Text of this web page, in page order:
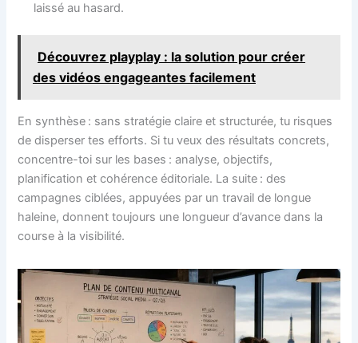
laissé au hasard.
Découvrez playplay : la solution pour créer
des vidéos engageantes facilement
En synthèse : sans stratégie claire et structurée, tu risques
de disperser tes efforts. Si tu veux des résultats concrets,
concentre-toi sur les bases : analyse, objectifs,
planification et cohérence éditoriale. La suite : des
campagnes ciblées, appuyées par un travail de longue
haleine, donnent toujours une longueur d’avance dans la
course à la visibilité.